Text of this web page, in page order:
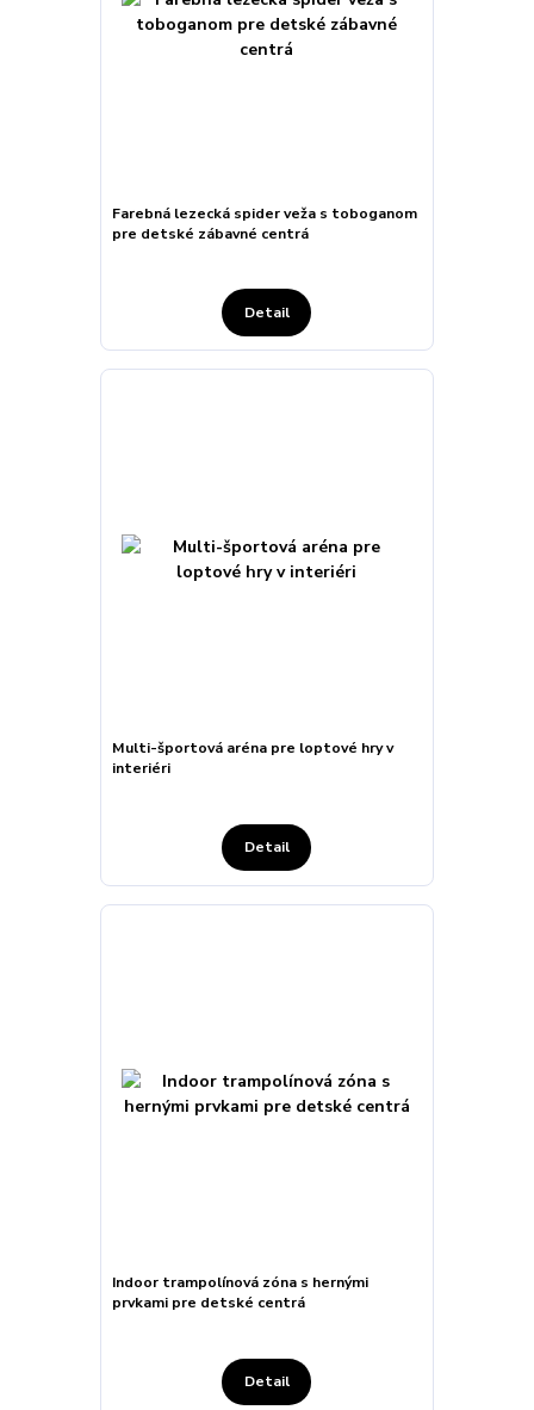
Farebná lezecká spider veža s toboganom
pre detské zábavné centrá
Detail
Multi-športová aréna pre loptové hry v
interiéri
Detail
Indoor trampolínová zóna s hernými
prvkami pre detské centrá
Detail